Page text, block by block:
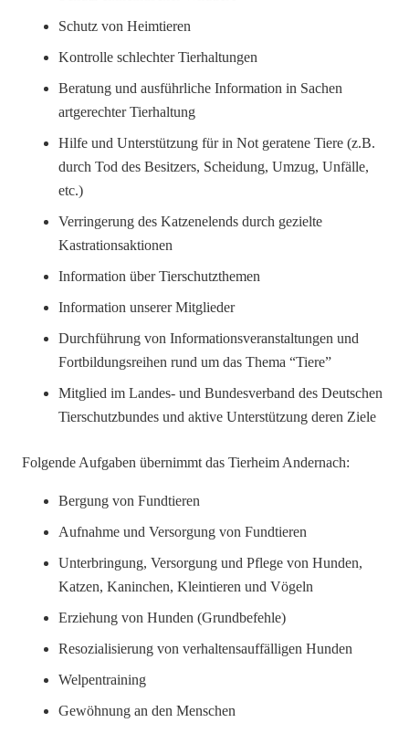
Schutz von Heimtieren
Kontrolle schlechter Tierhaltungen
Beratung und ausführliche Information in Sachen
artgerechter Tierhaltung
Hilfe und Unterstützung für in Not geratene Tiere (z.B.
durch Tod des Besitzers, Scheidung, Umzug, Unfälle,
etc.)
Verringerung des Katzenelends durch gezielte
Kastrationsaktionen
Information über Tierschutzthemen
Information unserer Mitglieder
Durchführung von Informationsveranstaltungen und
Fortbildungsreihen rund um das Thema “Tiere”
Mitglied im Landes- und Bundesverband des Deutschen
Tierschutzbundes und aktive Unterstützung deren Ziele
Folgende Aufgaben übernimmt das Tierheim Andernach:
Bergung von Fundtieren
Aufnahme und Versorgung von Fundtieren
Unterbringung, Versorgung und Pflege von Hunden,
Katzen, Kaninchen, Kleintieren und Vögeln
Erziehung von Hunden (Grundbefehle)
Resozialisierung von verhaltensauffälligen Hunden
Welpentraining
Gewöhnung an den Menschen